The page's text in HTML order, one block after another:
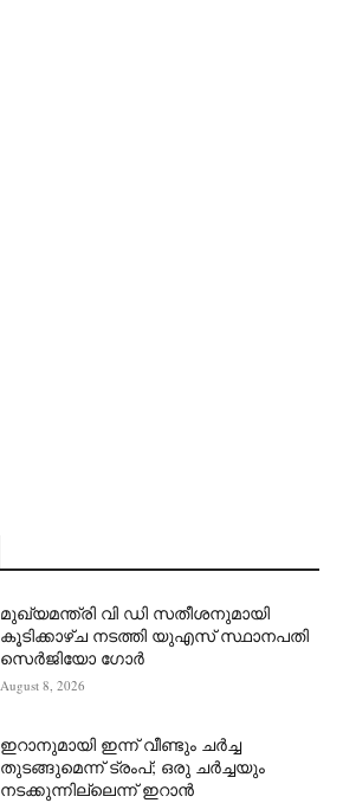
മുഖ്യമന്ത്രി വി ഡി സതീശനുമായി
കൂടിക്കാഴ്ച നടത്തി യുഎസ് സ്ഥാനപതി
സെര്‍ജിയോ ഗോര്‍
August 8, 2026
ഇറാനുമായി ഇന്ന് വീണ്ടും ചര്‍ച്ച
തുടങ്ങുമെന്ന് ട്രംപ്; ഒരു ചര്‍ച്ചയും
നടക്കുന്നില്ലെന്ന് ഇറാന്‍